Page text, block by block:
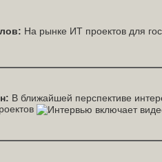
На рынке ИТ проектов для
В ближайшей перспективе